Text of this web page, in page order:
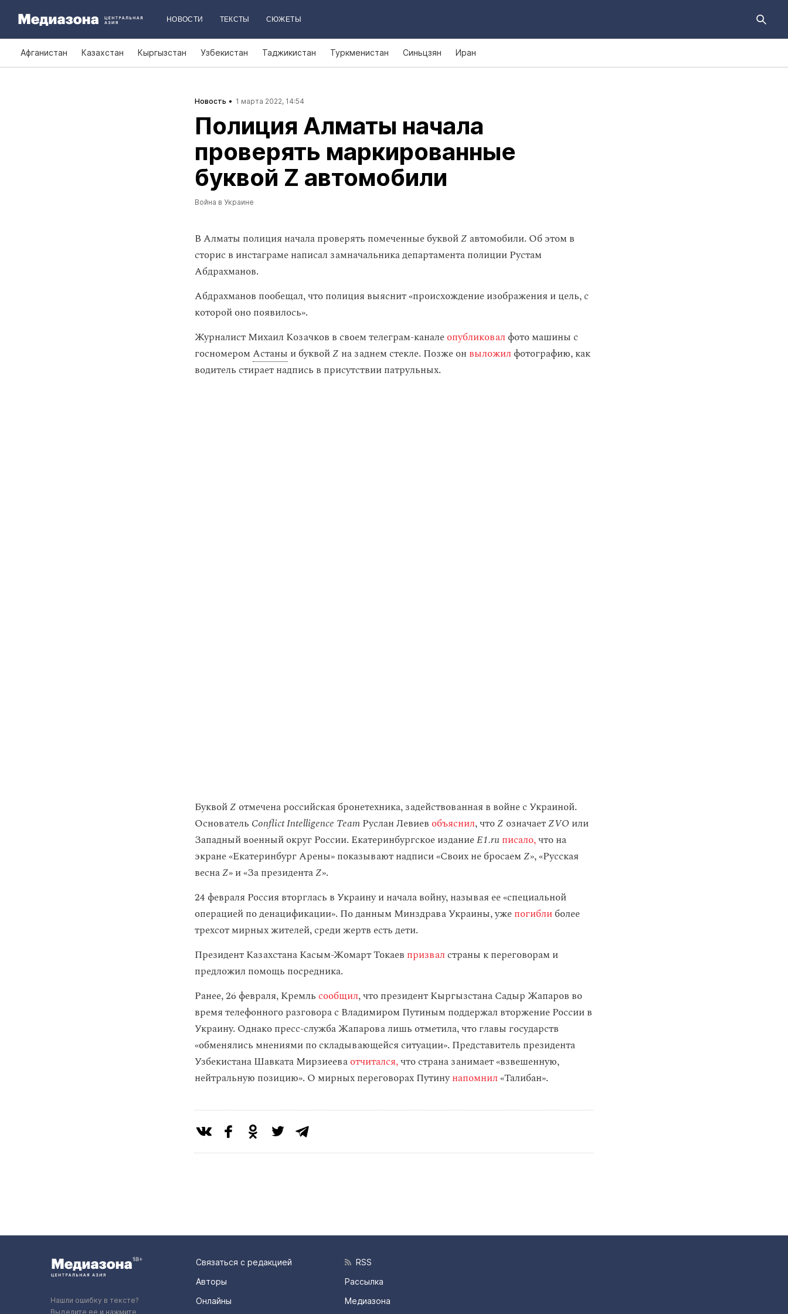
НОВОСТИ ТЕКСТЫ СЮЖЕТЫ
Афганистан Казахстан Кыргызстан Узбекистан Таджикистан Туркменистан Синьцзян Иран
Новость 1 марта 2022, 14:54
Полиция Алматы начала
проверять маркированные
буквой Z автомобили
Война в Украине
В Алматы полиция начала проверять помеченные буквойZавтомобили. Об этом в
сторис в инстаграме написал замначальника департамента полиции Рустам
Абдрахманов.
Абдрахманов пообещал, что полиция выяснит «происхождение изображения и цель, с
которой оно появилось».
Журналист Михаил Козачков в своем телеграм-каналеопубликовал фото машины с
госномеромАстаны и буквойZ назаднем стекле. Позже он выложил фотографию, как
водитель стирает надпись в присутствии патрульных.
БуквойZ отмечена российская бронетехника, задействованная в войне с Украиной.
Основатель Conflict Intelligence TeamРуслан Левиев объяснил, чтоZ означаетZVO или
Западный военный округ России. Екатеринбургское изданиеE1.ruписало,что на
экране «Екатеринбург Арены» показывают надписи «Своих не бросаемZ», «Русская
веснаZ» и «За президентаZ».
24 февраля Россия вторглась в Украину и начала войну, называя ее «специальной
операцией по денацификации». По данным Минздрава Украины, ужепогиблиболее
трехсот мирных жителей, среди жертв есть дети.
Президент Казахстана Касым-Жомарт Токаев призвалстраны к переговорам и
предложил помощь посредника.
Ранее, 26 февраля, Кремльсообщил, что президент Кыргызстана Садыр Жапаров во
время телефонного разговора с Владимиром Путиным поддержал вторжение России в
Украину. Однако пресс-служба Жапарова лишь отметила, что главы государств
«обменялись мнениями по складывающейся ситуации». Представитель президента
Узбекистана Шавката Мирзиееваотчитался,что страна занимает «взвешенную,
нейтральную позицию». О мирных переговорах Путинунапомнил«Талибан».
Нашли ошибку в тексте?
Выделите ее и нажмите
Связаться с редакцией
Авторы
Онлайны
RSS
Рассылка
Медиазона